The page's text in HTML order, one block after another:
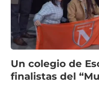
Un colegio de
finalistas del